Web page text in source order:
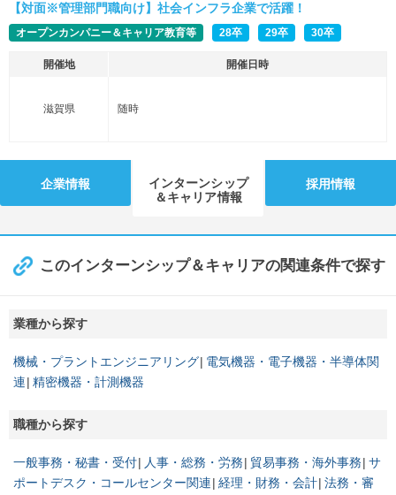
【対面※管理部門職向け】社会インフラ企業で活躍！
オープンカンパニー＆キャリア教育等 28卒 29卒 30卒
開催地 開催日時
滋賀県 随時
企業情報
インターンシップ
＆キャリア情報
採用情報
このインターンシップ＆キャリアの関連条件で探す
業種から探す
機械・プラントエンジニアリング 電気機器・電子機器・半導体関
連 精密機器・計測機器
職種から探す
一般事務・秘書・受付 人事・総務・労務 貿易事務・海外事務 サ
ポートデスク・コールセンター関連 経理・財務・会計 法務・審